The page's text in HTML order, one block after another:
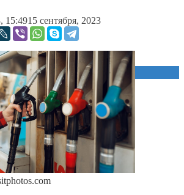
15:4915 сентября, 2023